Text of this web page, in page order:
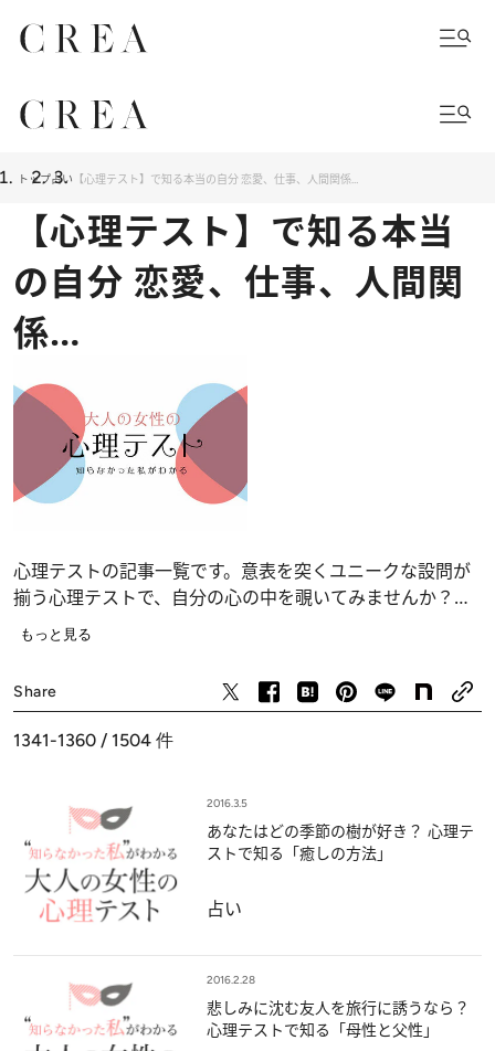
トップ占い 【心理テスト】で知る本当の自分 恋愛、仕事、人間関係…
【心理テスト】で知る本当
の自分 恋愛、仕事、人間関
係…
心理テストの記事一覧です。意表を突くユニークな設問が
揃う心理テストで、自分の心の中を覗いてみませんか？
恋愛、仕事、人間関係の深層心理……、自分でも気づかな
もっと見る
Share
1341-1360 / 1504 件
2016.3.5
あなたはどの季節の樹が好き？ 心理テ
ストで知る「癒しの方法」
占い
2016.2.28
悲しみに沈む友人を旅行に誘うなら？
心理テストで知る「母性と父性」